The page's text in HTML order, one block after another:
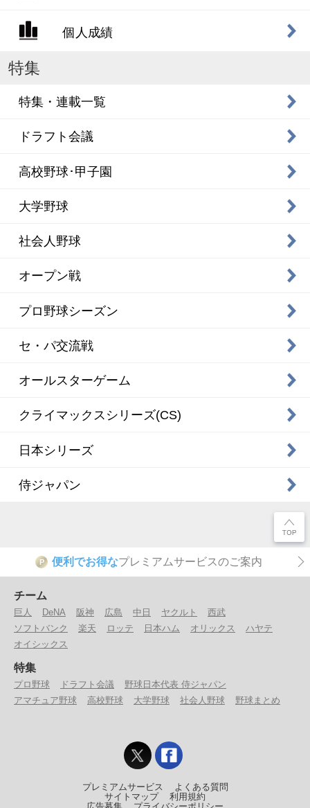
個人成績
特集
特集・連載一覧
ドラフト会議
高校野球･甲子園
大学野球
社会人野球
オープン戦
プロ野球シーズン
セ・パ交流戦
オールスターゲーム
クライマックスシリーズ(CS)
日本シリーズ
侍ジャパン
P 便利でお得なプレミアムサービスのご案内
チーム
巨人 DeNA 阪神 広島 中日 ヤクルト
西武
ソフトバンク
楽天 ロッテ 日本ハム オリックス
ハヤテ
オイシックス
特集
プロ野球 ドラフト会議
野球日本代表 侍ジャパン
アマチュア野球
高校野球 大学野球 社会人野球 野球まとめ
プレミアムサービス
よくある質問
サイトマップ
利用規約